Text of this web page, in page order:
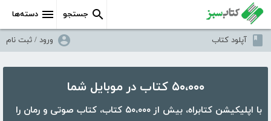
دسته‌ها جستجو
آپلود کتاب ورود / ثبت نام
۵۰،۰۰۰ کتاب در موبایل شما
با اپلیکیشن کتابراه، بیش از ۵۰،۰۰۰ کتاب، کتاب صوتی و رمان را